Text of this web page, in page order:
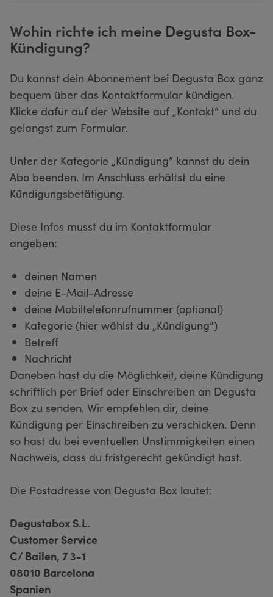
Wohin richte ich meine Degusta Box-
Kündigung?
Du kannst dein Abonnement bei Degusta Box ganz
bequem über das Kontaktformular kündigen.
Klicke dafür auf der Website auf „Kontakt“ und du
gelangst zum Formular.
Unter der Kategorie „Kündigung“ kannst du dein
Abo beenden. Im Anschluss erhältst du eine
Kündigungsbetätigung.
Diese Infos musst du im Kontaktformular
angeben:
deinen Namen
deine E-Mail-Adresse
deine Mobiltelefonrufnummer (optional)
Kategorie (hier wählst du „Kündigung“)
Betreff
Nachricht
Daneben hast du die Möglichkeit, deine Kündigung
schriftlich per Brief oder Einschreiben an Degusta
Box zu senden. Wir empfehlen dir, deine
Kündigung per Einschreiben zu verschicken. Denn
so hast du bei eventuellen Unstimmigkeiten einen
Nachweis, dass du fristgerecht gekündigt hast.
Die Postadresse von Degusta Box lautet:
Degustabox S.L.
Customer Service
C/ Bailen, 7 3-1
08010 Barcelona
Spanien